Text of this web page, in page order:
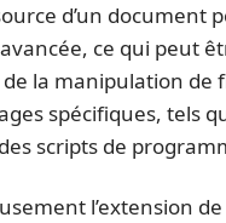
d’un document
ce qui peut
la manipulation de
spécifiques, tels
scripts de
l’extension